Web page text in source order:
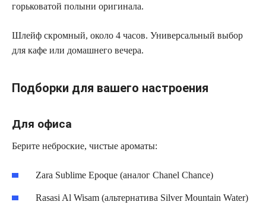
горьковатой полыни оригинала.
Шлейф скромный, около 4 часов. Универсальный выбор
для кафе или домашнего вечера.
Подборки для вашего настроения
Для офиса
Берите неброские, чистые ароматы:
Zara Sublime Epoque (аналог Chanel Chance)
Rasasi Al Wisam (альтернатива Silver Mountain Water)